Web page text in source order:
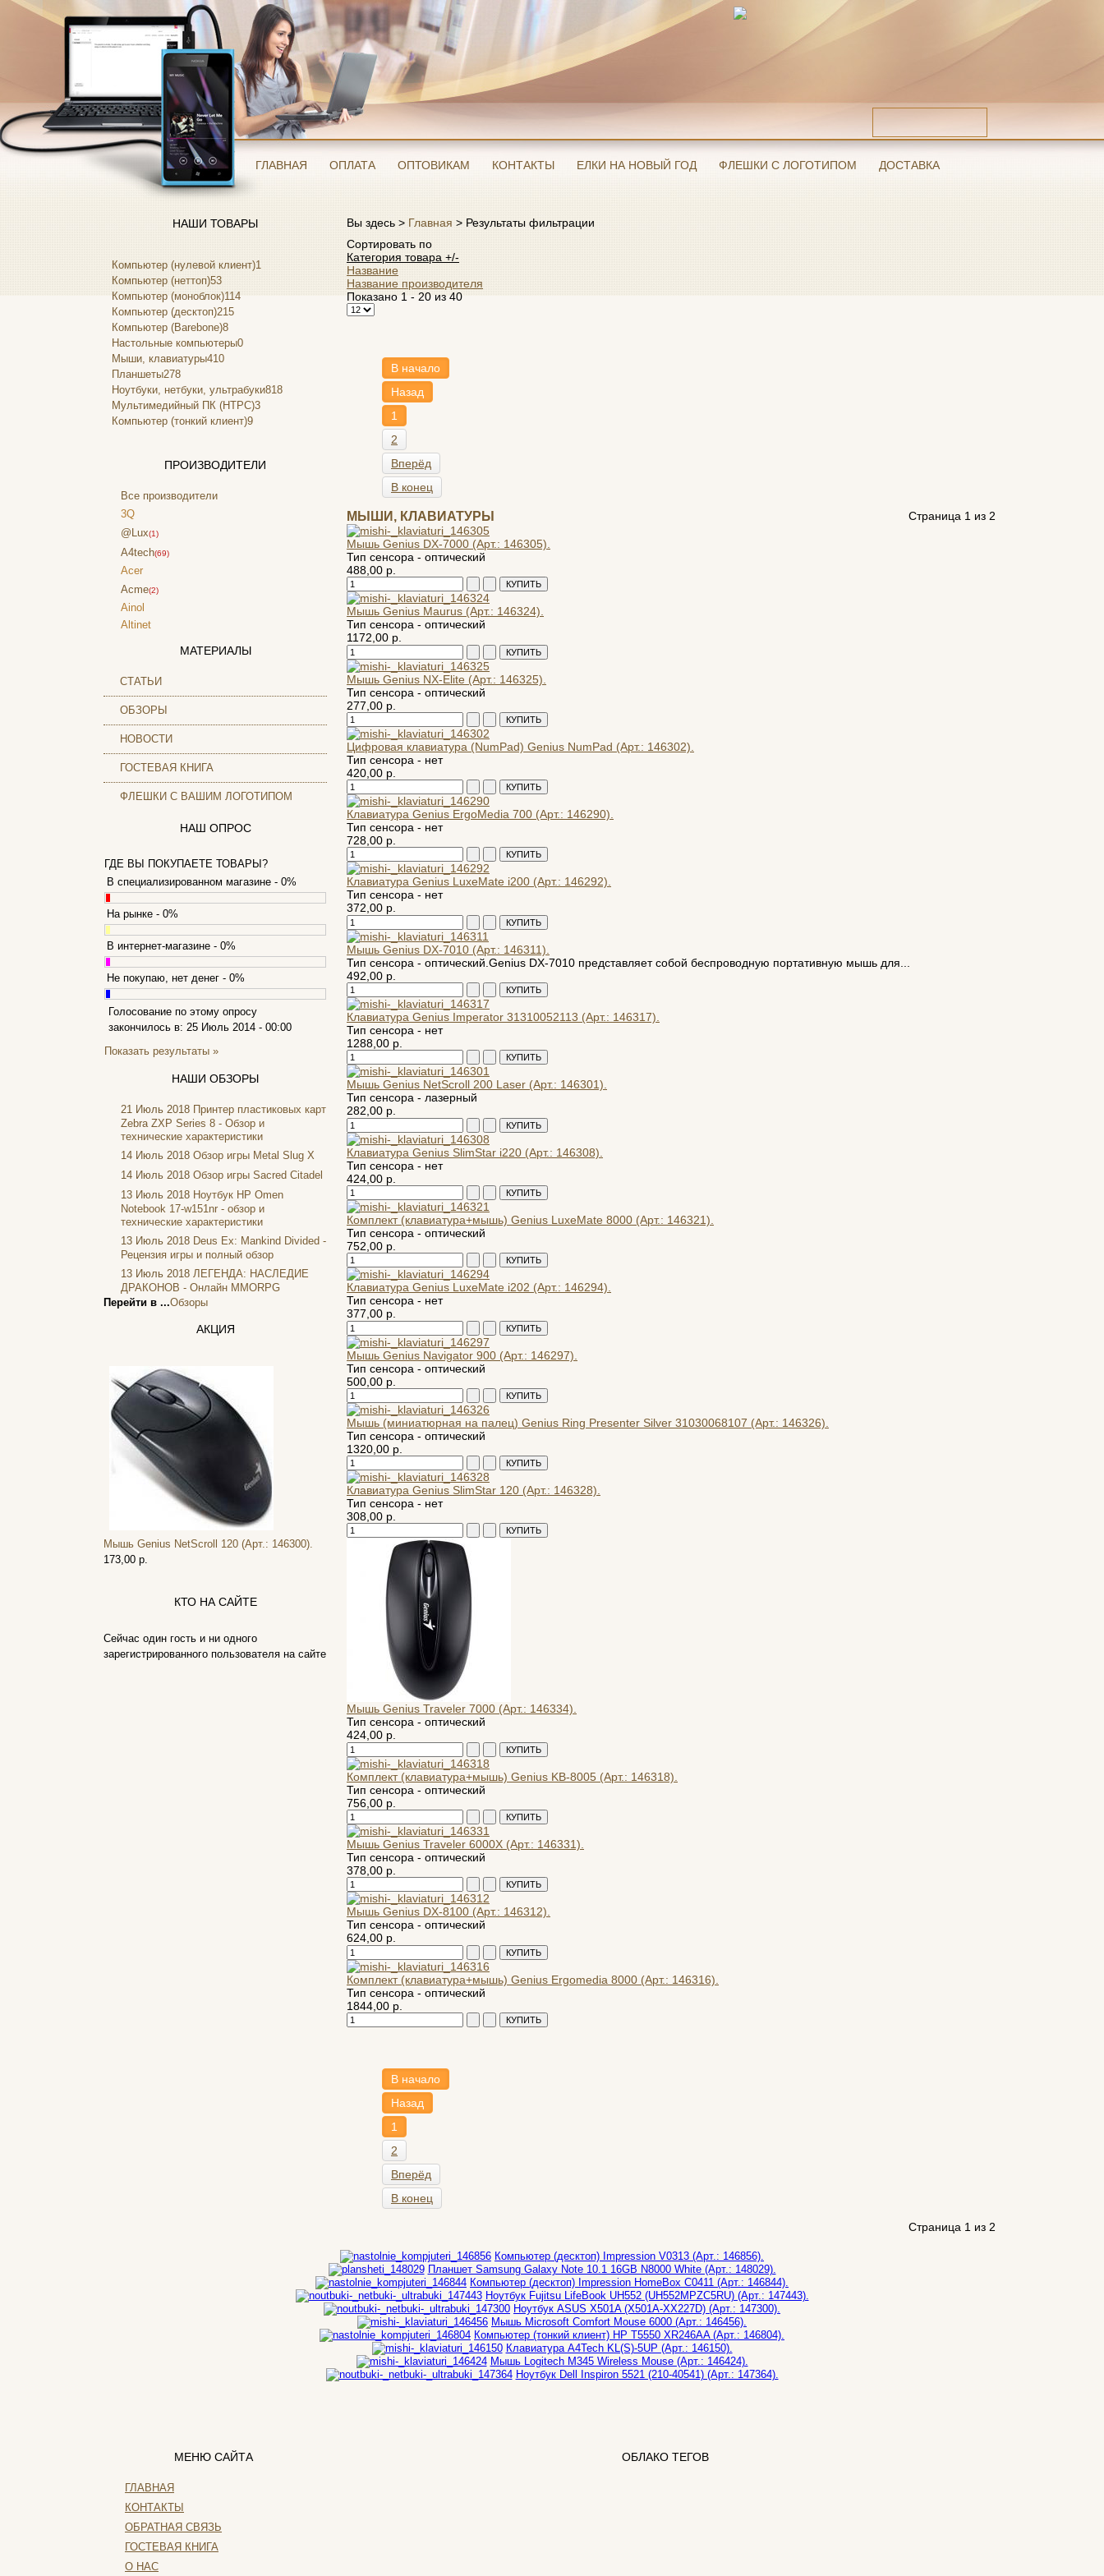
ГЛАВНАЯ ОПЛАТА ОПТОВИКАМ КОНТАКТЫ ЕЛКИ НА НОВЫЙ ГОД ФЛЕШКИ С ЛОГОТИПОМ ДОСТАВКА
НАШИ ТОВАРЫ
Компьютер (нулевой клиент)1
Компьютер (неттоп)53
Компьютер (моноблок)114
Компьютер (десктоп)215
Компьютер (Barebone)8
Настольные компьютеры0
Мыши, клавиатуры410
Планшеты278
Ноутбуки, нетбуки, ультрабуки818
Мультимедийный ПК (HTPC)3
Компьютер (тонкий клиент)9
ПРОИЗВОДИТЕЛИ
Все производители
3Q
@Lux(1)
A4tech(69)
Acer
Acme(2)
Ainol
Altinet
Ampe
Apache
Apple(4)
Armaggeddon (2)
Assistant
Asus
Barnes&noble
Brava
Cbr(1)
Chicony (1)
Codegen(2)
Cooler master(2)
Cyborg(8)
Datex(1)
Defender(4)
Dell(6)
Firtech
Flyper (1)
Foxconn
Fujitsu
G-cube(2)
Gelezka
Gembird
Gemix
Genius(40)
Gigabyte (8)
Globex
Goclever
Hacker
Hp
Hq-tech
Htc
Htpc
Huawei
(2)
Kme
Lenovo
(1)
Majesty
Manhattan
МАТЕРИАЛЫ
СТАТЬИ
ОБЗОРЫ
НОВОСТИ
ГОСТЕВАЯ КНИГА
ФЛЕШКИ С ВАШИМ ЛОГОТИПОМ
НАШ ОПРОС
ГДЕ ВЫ ПОКУПАЕТЕ ТОВАРЫ?
В специализированном магазине - 0%
На рынке - 0%
В интернет-магазине - 0%
Не покупаю, нет денег - 0%
Голосование по этому опросу
закончилось в: 25 Июль 2014 - 00:00
Показать результаты »
НАШИ ОБЗОРЫ
21 Июль 2018 Принтер пластиковых карт
Zebra ZXP Series 8 - Обзор и
технические характеристики
14 Июль 2018 Обзор игры Metal Slug X
14 Июль 2018 Обзор игры Sacred Citadel
13 Июль 2018 Ноутбук HP Omen
Notebook 17-w151nr - обзор и
технические характеристики
13 Июль 2018 Deus Ex: Mankind Divided -
Рецензия игры и полный обзор
13 Июль 2018 ЛЕГЕНДА: НАСЛЕДИЕ
ДРАКОНОВ - Онлайн MMORPG
Перейти в ...Обзоры
АКЦИЯ
Мышь Genius NetScroll 120 (Арт.: 146300).
173,00 р.
КТО НА САЙТЕ
Сейчас один гость и ни одного
зарегистрированного пользователя на сайте
Вы здесь > Главная > Результаты фильтрации
Сортировать по
Категория товара +/-
Название
Название производителя
Показано 1 - 20 из 40
В начало
Назад
1
2
Вперёд
В конец
Страница 1 из 2
МЫШИ, КЛАВИАТУРЫ
Мышь Genius DX-7000 (Арт.: 146305).
Тип сенсора - оптический
488,00 р.
Мышь Genius Maurus (Арт.: 146324).
Тип сенсора - оптический
1172,00 р.
Мышь Genius NX-Elite (Арт.: 146325).
Тип сенсора - оптический
277,00 р.
Цифровая клавиатура (NumPad) Genius NumPad (Арт.: 146302).
Тип сенсора - нет
420,00 р.
Клавиатура Genius ErgoMedia 700 (Арт.: 146290).
Тип сенсора - нет
728,00 р.
Клавиатура Genius LuxeMate i200 (Арт.: 146292).
Тип сенсора - нет
372,00 р.
Мышь Genius DX-7010 (Арт.: 146311).
Тип сенсора - оптический.Genius DX-7010 представляет собой беспроводную портативную мышь для...
492,00 р.
Клавиатура Genius Imperator 31310052113 (Арт.: 146317).
Тип сенсора - нет
1288,00 р.
Мышь Genius NetScroll 200 Laser (Арт.: 146301).
Тип сенсора - лазерный
282,00 р.
Клавиатура Genius SlimStar i220 (Арт.: 146308).
Тип сенсора - нет
424,00 р.
Комплект (клавиатура+мышь) Genius LuxeMate 8000 (Арт.: 146321).
Тип сенсора - оптический
752,00 р.
Клавиатура Genius LuxeMate i202 (Арт.: 146294).
Тип сенсора - нет
377,00 р.
Мышь Genius Navigator 900 (Арт.: 146297).
Тип сенсора - оптический
500,00 р.
Мышь (миниатюрная на палец) Genius Ring Presenter Silver 31030068107 (Арт.: 146326).
Тип сенсора - оптический
1320,00 р.
Клавиатура Genius SlimStar 120 (Арт.: 146328).
Тип сенсора - нет
308,00 р.
Мышь Genius Traveler 7000 (Арт.: 146334).
Тип сенсора - оптический
424,00 р.
Комплект (клавиатура+мышь) Genius KB-8005 (Арт.: 146318).
Тип сенсора - оптический
756,00 р.
Мышь Genius Traveler 6000X (Арт.: 146331).
Тип сенсора - оптический
378,00 р.
Мышь Genius DX-8100 (Арт.: 146312).
Тип сенсора - оптический
624,00 р.
Комплект (клавиатура+мышь) Genius Ergomedia 8000 (Арт.: 146316).
Тип сенсора - оптический
1844,00 р.
В начало
Назад
1
2
Вперёд
В конец
Страница 1 из 2
Компьютер (десктоп) Impression V0313 (Арт.: 146856).
Планшет Samsung Galaxy Note 10.1 16GB N8000 White (Арт.: 148029).
Компьютер (десктоп) Impression HomeBox C0411 (Арт.: 146844).
Ноутбук Fujitsu LifeBook UH552 (UH552MPZC5RU) (Арт.: 147443).
Ноутбук ASUS X501A (X501A-XX227D) (Арт.: 147300).
Мышь Microsoft Comfort Mouse 6000 (Арт.: 146456).
Компьютер (тонкий клиент) HP T5550 XR246AA (Арт.: 146804).
Клавиатура A4Tech KL(S)-5UP (Арт.: 146150).
Мышь Logitech M345 Wireless Mouse (Арт.: 146424).
Ноутбук Dell Inspiron 5521 (210-40541) (Арт.: 147364).
МЕНЮ САЙТА
ГЛАВНАЯ
КОНТАКТЫ
ОБРАТНАЯ СВЯЗЬ
ГОСТЕВАЯ КНИГА
О НАС
ОБЛАКО ТЕГОВ